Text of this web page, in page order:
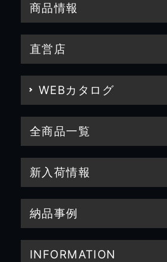
商品情報
直営店
WEBカタログ
全商品一覧
新入荷情報
納品事例
INFORMATION